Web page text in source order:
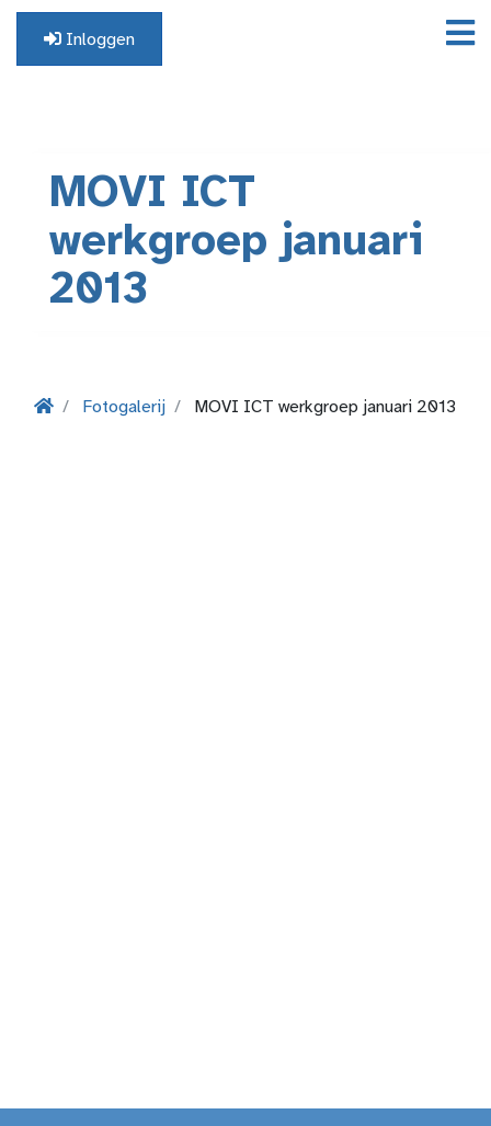
Inloggen
MOVI ICT
werkgroep januari
2013
Fotogalerij MOVI ICT werkgroep januari 2013